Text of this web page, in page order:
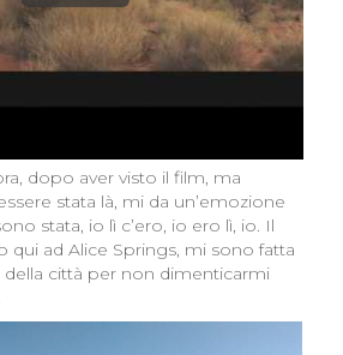
dopo aver visto il film, ma
stata là, mi da un’emozione
stata, io lì c’ero, io ero lì, io. Il
qui ad Alice Springs, mi sono fatta
della città per non dimenticarmi